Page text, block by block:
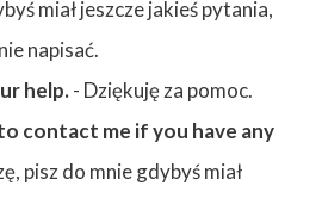
miał jeszcze jakieś pytania,
napisać.
help.- Dziękuję za pomoc.
contact me if you have any
pisz do mnie gdybyś miał